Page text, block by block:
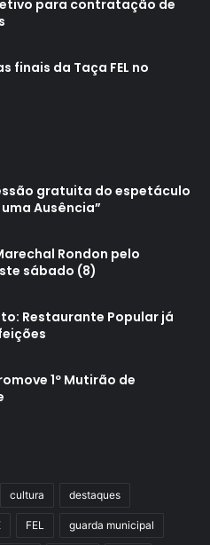
não supriam a demanda. E
em um local de acesso
bairros de alta circulação”,
Rua Bélgica
serviços
para contratação de
finais da Taça FEL no
gratuita do espetáculo
Ausência”
Rondon pelo
sábado (8)
Restaurante Popular já
1º Mutirão de
cultura destaques
FEL guarda municipal